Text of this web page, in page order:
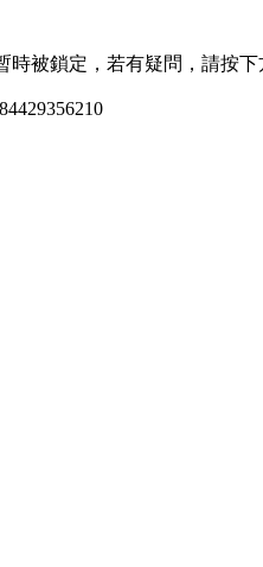
被鎖定，若有疑問，請按下